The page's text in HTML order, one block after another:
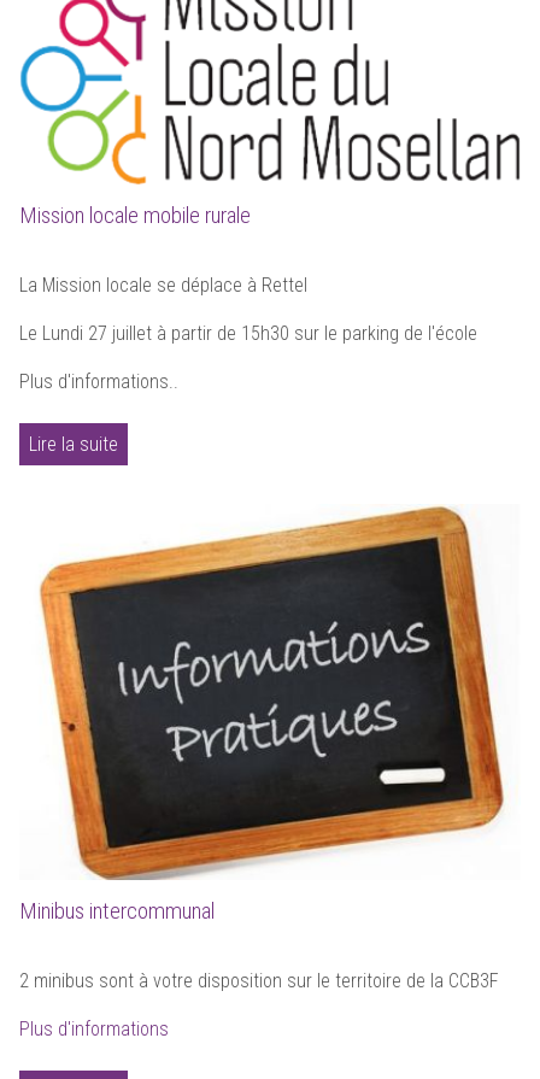
Mission locale mobile rurale
La Mission locale se déplace à Rettel
Le Lundi 27 juillet à partir de 15h30 sur le parking de l'école
Plus d'informations..
Lire la suite
Minibus intercommunal
2 minibus sont à votre disposition sur le territoire de la CCB3F
Plus d'informations